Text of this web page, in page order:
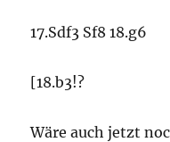
17.Sdf3 Sf8 18.g6
[18.b3!?
Wäre auch jetzt